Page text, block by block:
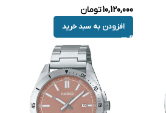
10,120,000تومان
افزودن به سبد خرید